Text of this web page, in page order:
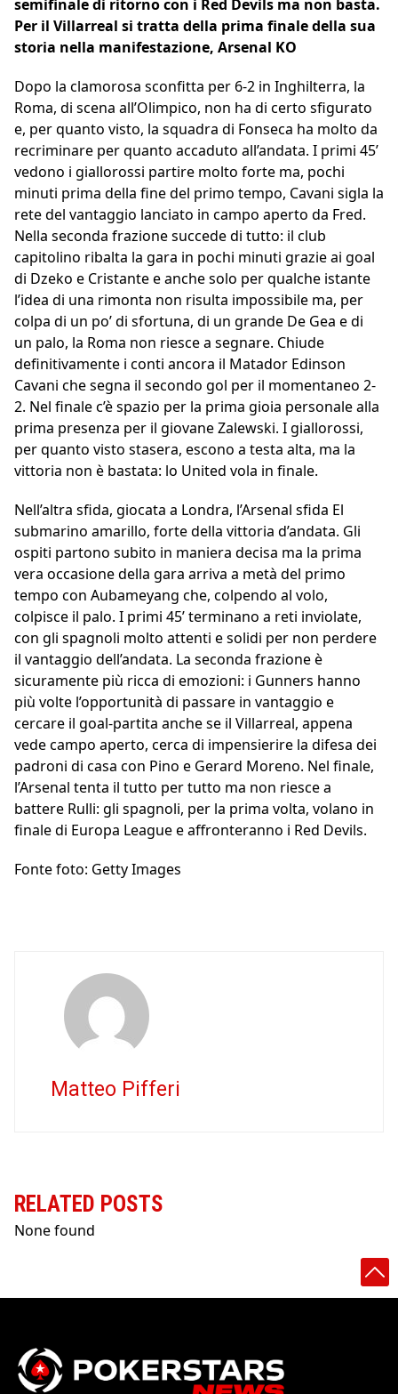
semifinale di ritorno con i Red Devils ma non basta.
Per il Villarreal si tratta della prima finale della sua
storia nella manifestazione, Arsenal KO
Dopo la clamorosa sconfitta per 6-2 in Inghilterra, la
Roma, di scena all’Olimpico, non ha di certo sfigurato
e, per quanto visto, la squadra di Fonseca ha molto da
recriminare per quanto accaduto all’andata. I primi 45’
vedono i giallorossi partire molto forte ma, pochi
minuti prima della fine del primo tempo, Cavani sigla la
rete del vantaggio lanciato in campo aperto da Fred.
Nella seconda frazione succede di tutto: il club
capitolino ribalta la gara in pochi minuti grazie ai goal
di Dzeko e Cristante e anche solo per qualche istante
l’idea di una rimonta non risulta impossibile ma, per
colpa di un po’ di sfortuna, di un grande De Gea e di
un palo, la Roma non riesce a segnare. Chiude
definitivamente i conti ancora il Matador Edinson
Cavani che segna il secondo gol per il momentaneo 2-
2. Nel finale c’è spazio per la prima gioia personale alla
prima presenza per il giovane Zalewski. I giallorossi,
per quanto visto stasera, escono a testa alta, ma la
vittoria non è bastata: lo United vola in finale.
Nell’altra sfida, giocata a Londra, l’Arsenal sfida El
submarino amarillo, forte della vittoria d’andata. Gli
ospiti partono subito in maniera decisa ma la prima
vera occasione della gara arriva a metà del primo
tempo con Aubameyang che, colpendo al volo,
colpisce il palo. I primi 45’ terminano a reti inviolate,
con gli spagnoli molto attenti e solidi per non perdere
il vantaggio dell’andata. La seconda frazione è
sicuramente più ricca di emozioni: i Gunners hanno
più volte l’opportunità di passare in vantaggio e
cercare il goal-partita anche se il Villarreal, appena
vede campo aperto, cerca di impensierire la difesa dei
padroni di casa con Pino e Gerard Moreno. Nel finale,
l’Arsenal tenta il tutto per tutto ma non riesce a
battere Rulli: gli spagnoli, per la prima volta, volano in
finale di Europa League e affronteranno i Red Devils.
Fonte foto: Getty Images
Matteo Pifferi
RELATED POSTS
None found